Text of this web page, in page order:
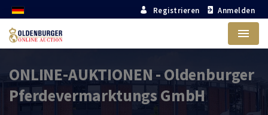
Registrieren Anmelden
Menu
ONLINE-AUKTIONEN - Oldenburger
Pferdevermarktungs GmbH